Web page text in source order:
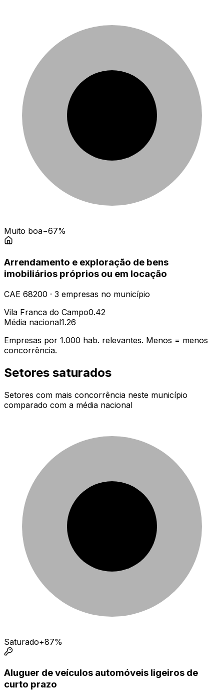
Muito boa−67%
Arrendamento e exploração de bens
imobiliários próprios ou em locação
CAE 68200 · 3 empresas no município
Vila Franca do Campo0.42
Média nacional1.26
Empresas por 1.000 hab. relevantes. Menos = menos
concorrência.
Setores saturados
Setores com mais concorrência neste município
comparado com a média nacional
Saturado+87%
Aluguer de veículos automóveis ligeiros de
curto prazo